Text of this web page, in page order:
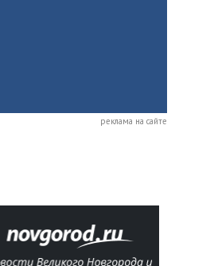
реклама на сайте